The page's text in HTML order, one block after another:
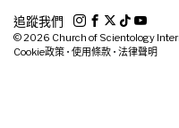
追蹤我們
© 2026 Church of Scientology
Cookie政策 • 使用條款 • 法律聲明